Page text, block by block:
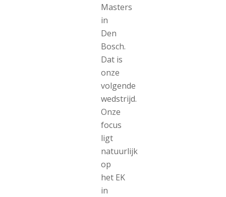
Masters
in
Den
Bosch.
Dat is
onze
volgende
wedstrijd.
Onze
focus
ligt
natuurlijk
op
het EK
in